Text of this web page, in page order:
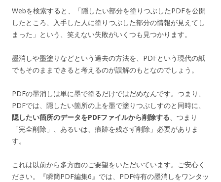
Webを検索すると、「隠したい部分を塗りつぶしたPDFを公開
したところ、入手した人に塗りつぶした部分の情報が見えてし
まった」という、笑えない失敗がいくつも見つかります。
墨消しや墨塗りなどという過去の方法を、PDFという現代の紙
でもそのままできると考えるのが誤解のもとなのでしょう。
PDFの墨消しは単に墨で塗るだけではだめなんです。つまり、
PDFでは、隠したい箇所の上を墨で塗りつぶしすのと同時に、
隠したい箇所のデータをPDFファイルから削除する、つまり
「完全削除」、あるいは、痕跡を残さず削除」必要がありま
す。
これは以前から多方面のご要望をいただいています。ご安心く
ださい。『瞬簡PDF編集6』では、PDF特有の墨消しをワンタッ